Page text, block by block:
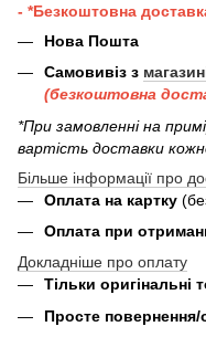
- *Безкоштовна
Нова Пошта
Самовивіз з
(безкоштовна
*При замовленні на
вартість доставки
Більше інформації про
Оплата на картку
Оплата при
Докладніше про оплату
Тільки оригінальні
Просте повернення/